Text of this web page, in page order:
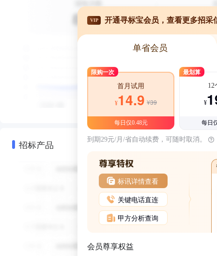
招标产品
VIP 开通寻标宝会员，查看更多招采
单省会员
限购一次
首月试用
¥14.9 ¥39
每日仅0.48元
最划算
12
¥
每日
到期29元/月/省自动续费，可随时取消。
标讯详情查看
关键电话直连
甲方分析查询
会员尊享权益